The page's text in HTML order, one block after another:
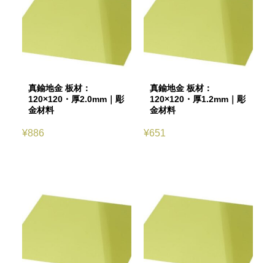
真鍮地金 板材：
120×120・厚2.0mm｜彫
金材料
¥886
真鍮地金 板材：
120×120・厚1.2mm｜彫
金材料
¥651